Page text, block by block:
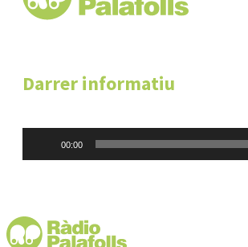
Darrer informatiu
00:00